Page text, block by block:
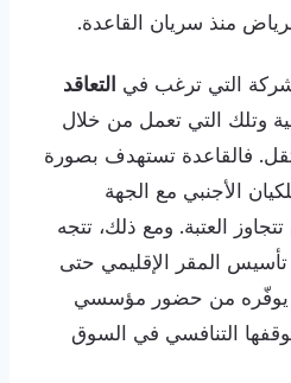
منذ سريان القاعدة.
التي ترغب في التعاقد
وتلك التي تعمل من خلال
فالقاعدة تستهدف بصورة
الأجنبي مع الجهة
العتبة. ومع ذلك، تتجه
المقر الإقليمي حتى
يوفّره من حضور مؤسسي
التنافسي في السوق